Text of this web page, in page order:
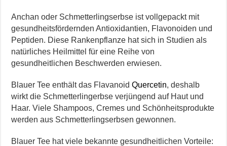
Anchan oder Schmetterlingserbse ist vollgepackt mit
gesundheitsfördernden Antioxidantien, Flavonoiden und
Peptiden. Diese Rankenpflanze hat sich in Studien als
natürliches Heilmittel für eine Reihe von
gesundheitlichen Beschwerden erwiesen.
Blauer Tee enthält das FlavanoidQuercetin, deshalb
wirkt die Schmetterlingerbse verjüngend auf Haut und
Haar. Viele Shampoos, Cremes und Schönheitsprodukte
werden aus Schmetterlingserbsen gewonnen.
Blauer Tee hat viele bekannte gesundheitlichen Vorteile: